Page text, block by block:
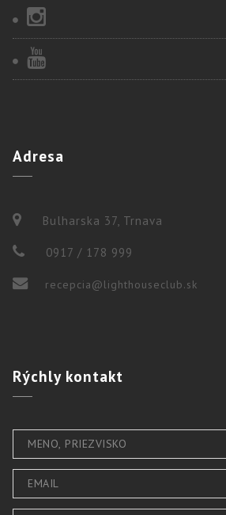
Adresa
Bulharska 37, Trnava
0917 / 178 999
recepcia@lighthouseclub.sk
Rýchlykontakt